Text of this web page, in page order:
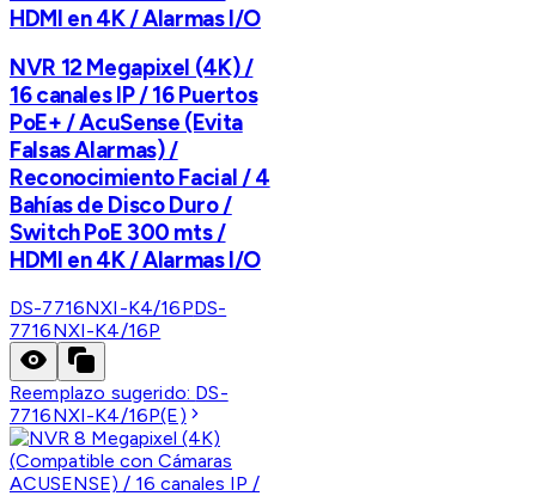
HDMI en 4K / Alarmas I/O
NVR 12 Megapixel (4K) /
16 canales IP / 16 Puertos
PoE+ / AcuSense (Evita
Falsas Alarmas) /
Reconocimiento Facial / 4
Bahías de Disco Duro /
Switch PoE 300 mts /
HDMI en 4K / Alarmas I/O
DS-7716NXI-K4/16PDS-
7716NXI-K4/16P
Reemplazo sugerido: DS-
7716NXI-K4/16P(E)